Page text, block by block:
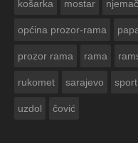
košarka mostar
općina prozor-rama
prozor rama rama
rukomet sarajevo sport
uzdol čović